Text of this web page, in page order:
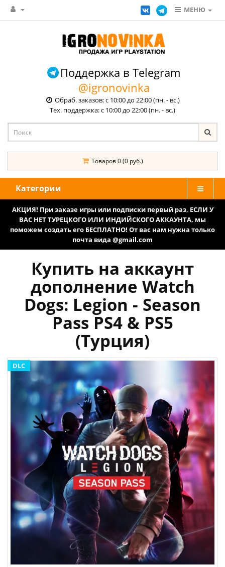
МЕНЮ
Поддержка в Telegram
@igronovinka
Обраб. заказов: с 10:00 до 22:00 (пн. - вс.)
Тех. поддержка: с 10:00 до 22:00 (пн. - вс.)
Товаров 0 (0 руб.)
Категории
АКЦИЯ! При заказе игры или подписки первый раз, ЕСЛИ У
ВАС НЕТ ТУРЕЦКОГО ИЛИ ИНДИЙСКОГО АККАУНТА, мы
поможем создать его БЕСПЛАТНО! От вас нам нужна только
почта вида @gmail.com
Купить на аккаунт
дополнение Watch
Dogs: Legion - Season
Pass PS4 & PS5
(Турция)
DLC